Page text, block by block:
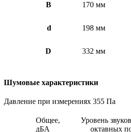
B 170 мм
d 198 мм
D 332 мм
Шумовые характеристики
Давление при измерениях 355 Па
Общее,
дБА
Уровень
октавных